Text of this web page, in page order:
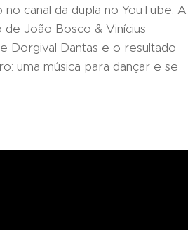
canal da dupla no YouTube. A
João Bosco & Vinícius
Dorgival Dantas e o resultado
uma música para dançar e se